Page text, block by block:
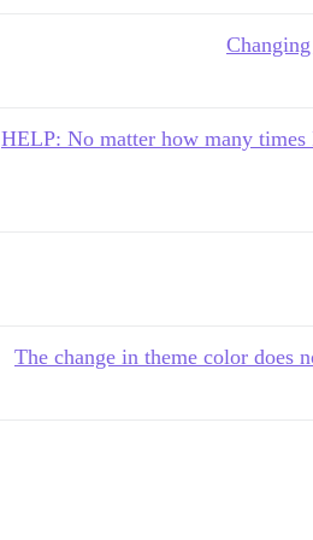
HELP: No matter how many
The change in theme color does